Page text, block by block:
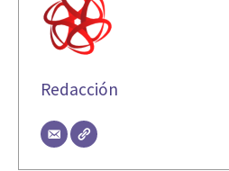
Redacción